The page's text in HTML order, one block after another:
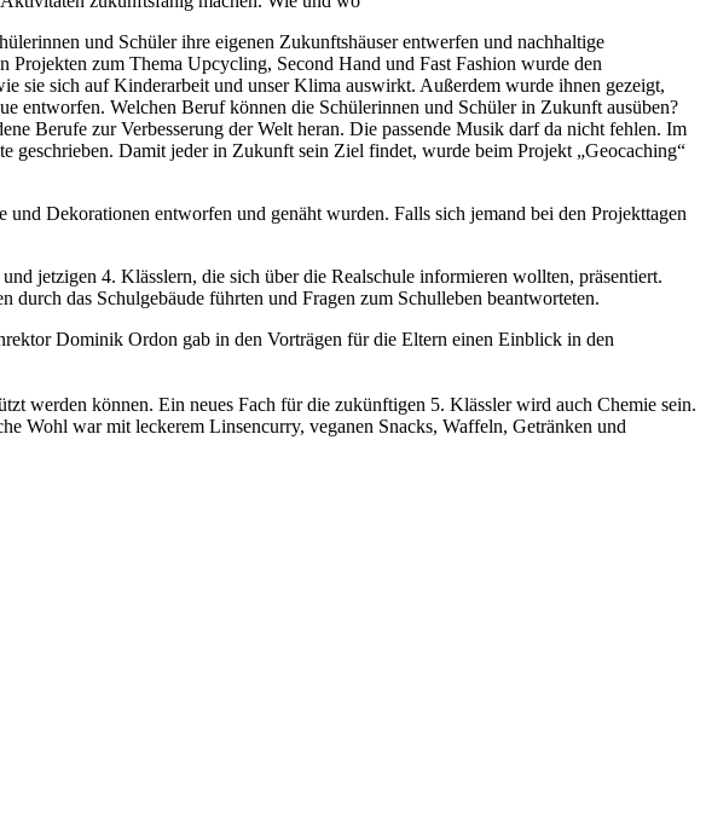
und Schüler ihre eigenen Zukunftshäuser entwerfen und nachhaltige
zum Thema Upcycling, Second Hand und Fast Fashion wurde den
sie sich auf Kinderarbeit und unser Klima auswirkt. Außerdem wurde ihnen gezeigt,
entworfen. Welchen Beruf können die Schülerinnen und Schüler in Zukunft ausüben?
Berufe zur Verbesserung der Welt heran. Die passende Musik darf da nicht fehlen. Im
geschrieben. Damit jeder in Zukunft sein Ziel findet, wurde beim Projekt „Geocaching“
Dekorationen entworfen und genäht wurden. Falls sich jemand bei den Projekttagen
jetzigen 4. Klässlern, die sich über die Realschule informieren wollten, präsentiert.
das Schulgebäude führten und Fragen zum Schulleben beantworteten.
Dominik Ordon gab in den Vorträgen für die Eltern einen Einblick in den
werden können. Ein neues Fach für die zukünftigen 5. Klässler wird auch Chemie sein.
Wohl war mit leckerem Linsencurry, veganen Snacks, Waffeln, Getränken und